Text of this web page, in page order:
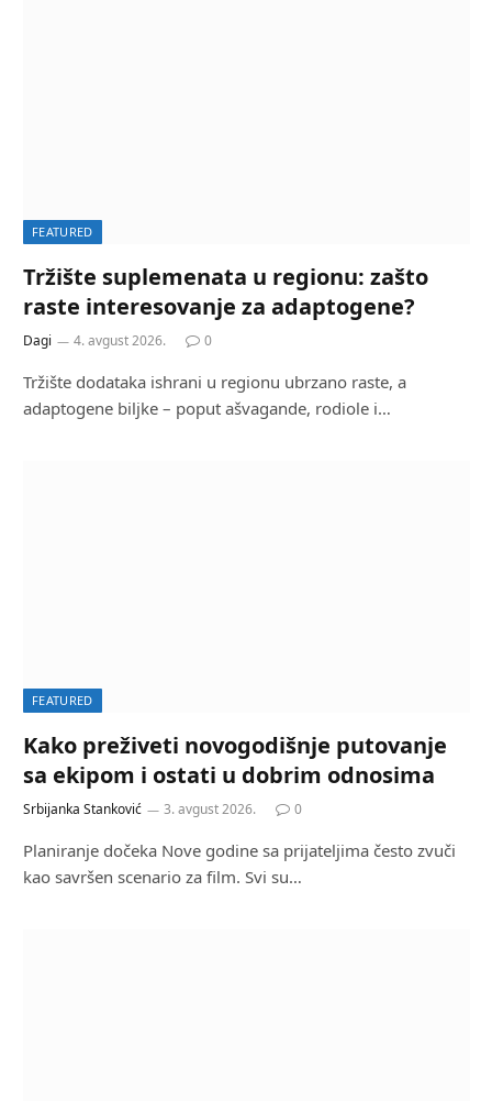
FEATURED
Tržište suplemenata u regionu: zašto
raste interesovanje za adaptogene?
Dagi 4. avgust 2026. 0
Tržište dodataka ishrani u regionu ubrzano raste, a
adaptogene biljke – poput ašvagande, rodiole i…
FEATURED
Kako preživeti novogodišnje putovanje
sa ekipom i ostati u dobrim odnosima
Srbijanka Stanković 3. avgust 2026. 0
Planiranje dočeka Nove godine sa prijateljima često zvuči
kao savršen scenario za film. Svi su…